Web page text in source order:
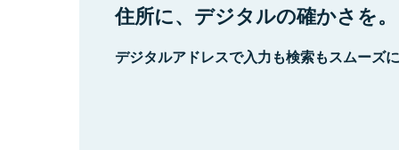
住所に、デジタルの確かさを。
デジタルアドレスで入力も検索もスムーズ